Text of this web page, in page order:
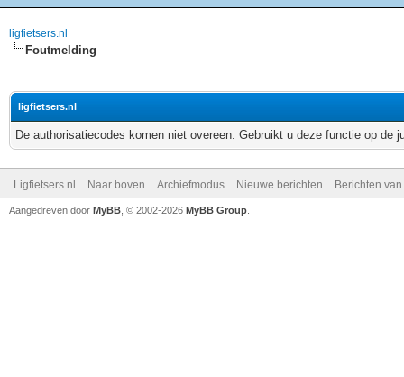
ligfietsers.nl
Foutmelding
ligfietsers.nl
De authorisatiecodes komen niet overeen. Gebruikt u deze functie op de
Ligfietsers.nl Naar boven Archiefmodus Nieuwe berichten Berichten
Aangedreven door MyBB , © 2002-2026 MyBB Group